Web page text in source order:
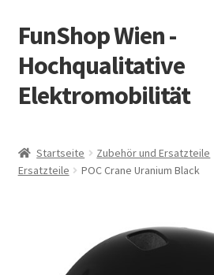
Zur
Navigation
springen
Zum
Inhalt
springen
FunShop Wien -
Hochqualitative
Elektromobilität
Informationen zur Rechtslage in
Über FunShop
Startseite Zubehör und Ersatzteile
Ersatzteile
POC Crane Uranium Black